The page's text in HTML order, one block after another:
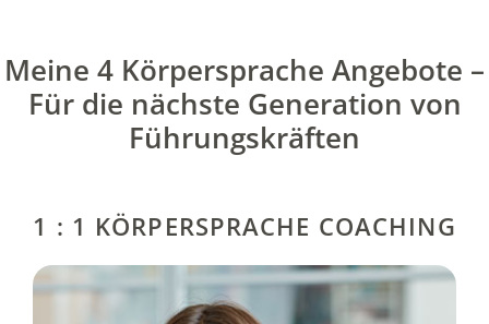
Meine 4 Körpersprache Angebote –
Für die nächste Generation von
Führungskräften
1 : 1 KÖRPERSPRACHE COACHING